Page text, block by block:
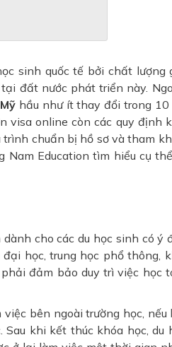
sinh quốc tế bởi chất lượng
đất nước phát triển này.
hầu như ít thay đổi trong 10
visa online còn các quy định
chuẩn bị hồ sơ và tham
Nam Education tìm hiểu cụ
cho các du học sinh có ý
học, trung học phổ thông,
đảm bảo duy trì việc học
bên ngoài trường học, nếu
khi kết thúc khóa học, du